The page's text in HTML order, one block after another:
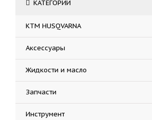
КАТЕГОРИИ
KTM HUSQVARNA
Аксессуары
Жидкости и масло
Запчасти
Инструмент